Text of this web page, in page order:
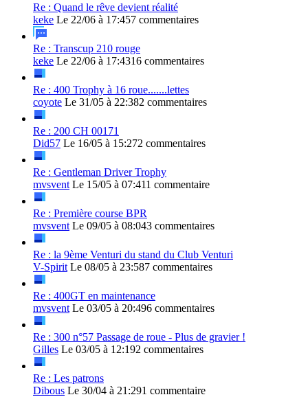
Re : Quand le rêve devient réalité
keke Le 22/06 à 17:457 commentaires
Re : Transcup 210 rouge
keke Le 22/06 à 17:4316 commentaires
Re : 400 Trophy à 16 roue.......lettes
coyote Le 31/05 à 22:382 commentaires
Re : 200 CH 00171
Did57 Le 16/05 à 15:272 commentaires
Re : Gentleman Driver Trophy
mvsvent Le 15/05 à 07:411 commentaire
Re : Première course BPR
mvsvent Le 09/05 à 08:043 commentaires
Re : la 9ème Venturi du stand du Club Venturi
V-Spirit Le 08/05 à 23:587 commentaires
Re : 400GT en maintenance
mvsvent Le 03/05 à 20:496 commentaires
Re : 300 n°57 Passage de roue - Plus de gravier !
Gilles Le 03/05 à 12:192 commentaires
Re : Les patrons
Dibous Le 30/04 à 21:291 commentaire